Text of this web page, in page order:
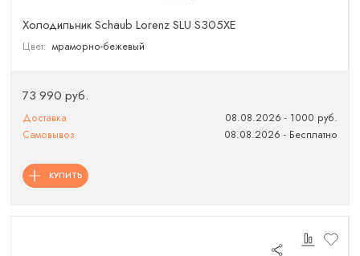
Холодильник Schaub Lorenz SLU S305XE
Цвет: мраморно-бежевый
73 990 руб.
Доставка
08.08.2026 - 1000 руб.
Самовывоз
08.08.2026 - Бесплатно
КУПИТЬ